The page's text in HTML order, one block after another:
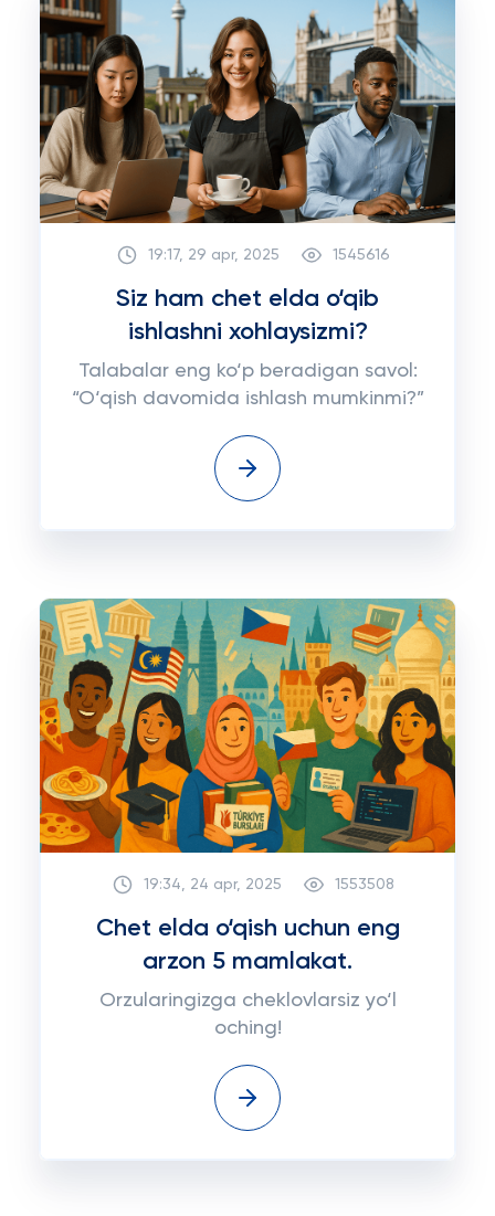
19:17, 29 apr, 2025 1545616
Siz ham chet elda o‘qib
ishlashni xohlaysizmi?
Talabalar eng ko‘p beradigan savol:
“O‘qish davomida ishlash mumkinmi?”
19:34, 24 apr, 2025 1553508
Chet elda o‘qish uchun eng
arzon 5 mamlakat.
Orzularingizga cheklovlarsiz yo‘l
oching!